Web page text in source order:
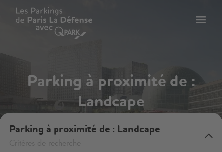
Parking à proximité de :
Landcape
Parking à proximité de : Landcape